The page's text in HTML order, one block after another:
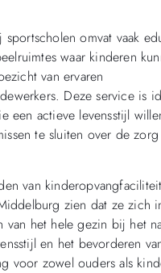
omvat vaak
waar kinderen
van ervaren
Deze service is
een actieve levensstijl
te sluiten over de
van
zien dat ze zich
van het hele gezin bij het
en het bevorderen
voor zowel ouders als